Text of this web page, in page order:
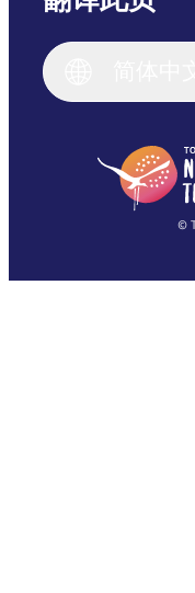
English (US)
English
(Singapore)
Français
©